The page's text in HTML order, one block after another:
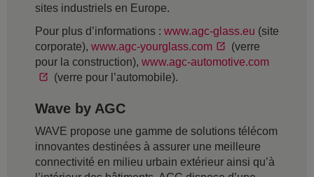
sites industriels en Europe.
Pour plus d’informations : www.agc-glass.eu (site
corporate), www.agc-yourglass.com
(verre
pour la construction), www.agc-automotive.com
(verre pour l’automobile).
Wave by AGC
WAVE propose une gamme de solutions télécom
innovantes destinées à assurer une meilleure
connectivité en milieu urbain extérieur ainsi qu’à